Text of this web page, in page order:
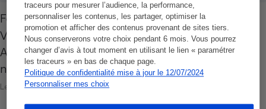
traceurs pour mesurer l’audience, la performance,
personnaliser les contenus, les partager, optimiser la
promotion et afficher des contenus provenant de sites tiers.
Nous conserverons votre choix pendant 6 mois. Vous pourrez
changer d’avis à tout moment en utilisant le lien « paramétrer
les traceurs » en bas de chaque page.
Politique de confidentialité mise à jour le 12/07/2024
Personnaliser mes choix
Formulaire Esta - Une arnaque à 50 dollars
Vous partez bientôt pour les États-Unis ?
Attention ! De petits malins ont trouvé un
nouveau filon : faire payer le…
Le 05 juillet 2009